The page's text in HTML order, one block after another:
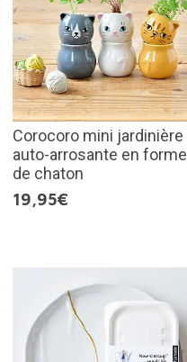
Corocoro mini jardinière
auto-arrosante en forme
de chaton
19,95€